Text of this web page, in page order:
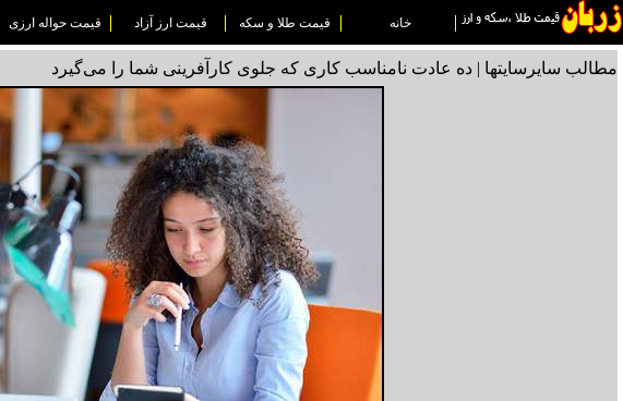
خانه قیمت طلا و سکه قیمت ارز آزاد قیمت حواله ارزی
مطالب سایرسایتها | ده عادت نامناسب کاری که جلوی کارآفرینی شما را می‌گیرد